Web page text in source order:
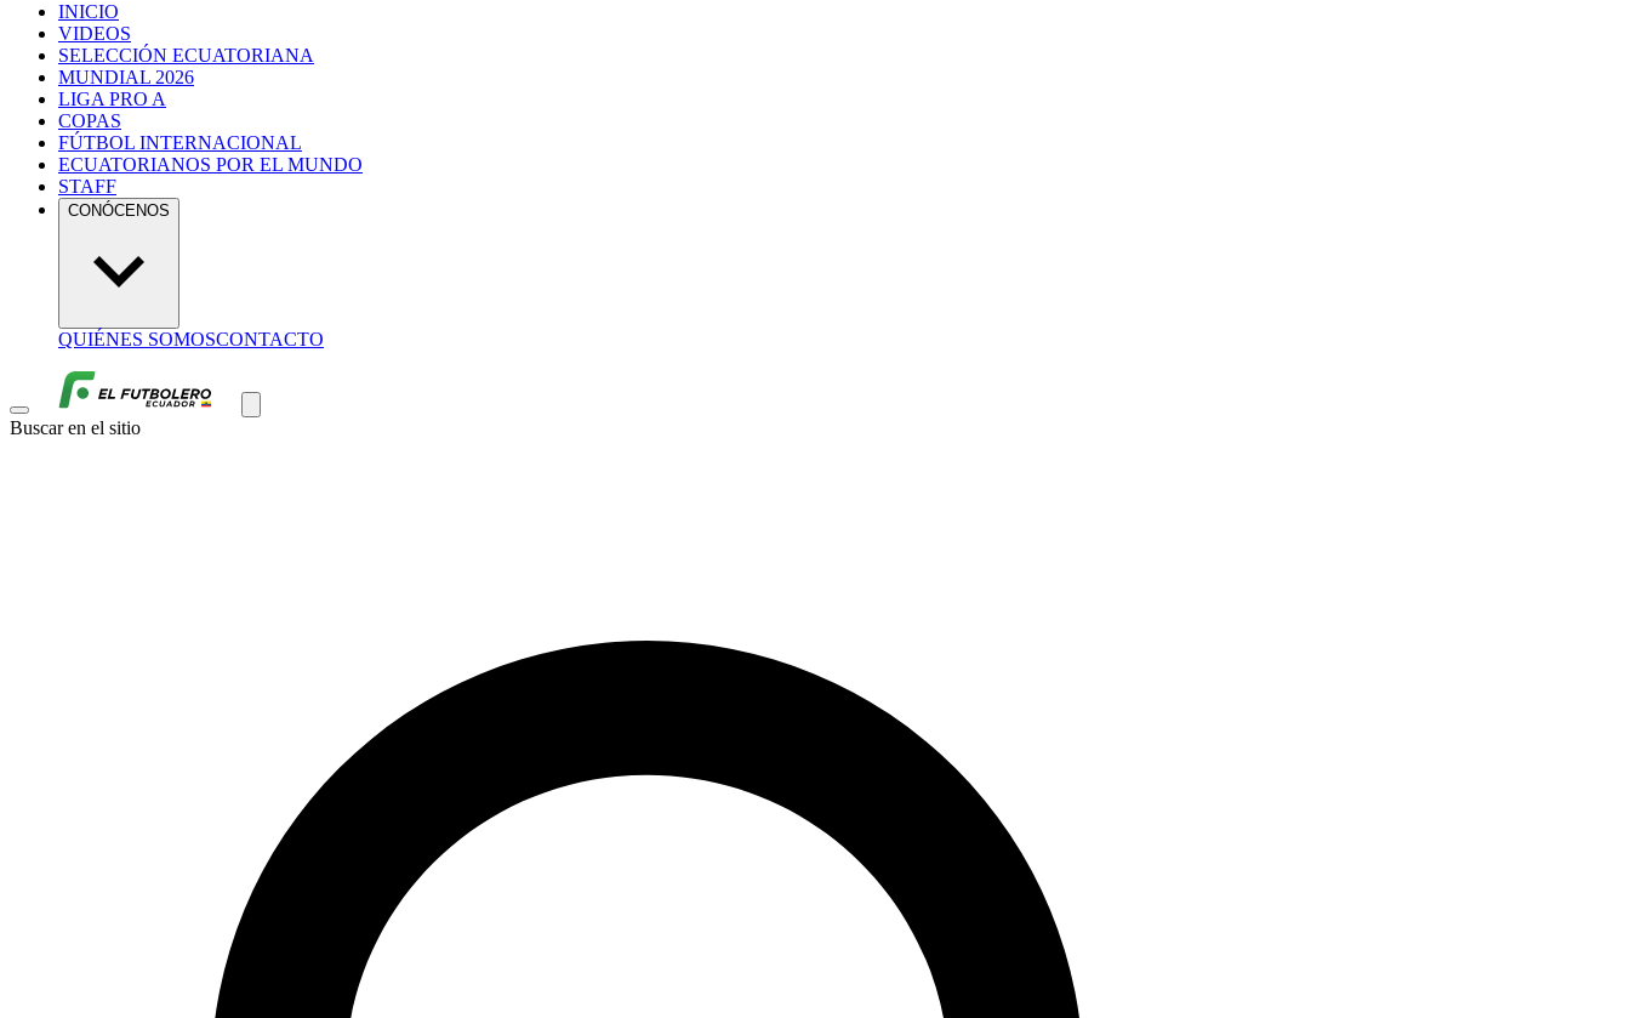
INICIO
VIDEOS
SELECCIÓN ECUATORIANA
MUNDIAL 2026
LIGA PRO A
COPAS
FÚTBOL INTERNACIONAL
ECUATORIANOS POR EL MUNDO
STAFF
CONÓCENOS
QUIÉNES SOMOSCONTACTO
Buscar en el sitio